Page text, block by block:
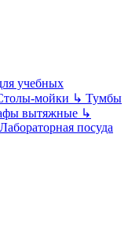
учебных
мойки ↳ Тумбы
вытяжные ↳
Лабораторная посуда